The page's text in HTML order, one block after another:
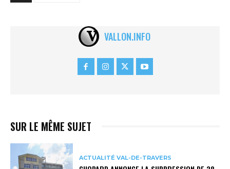
VALLON.INFO
SUR LE MÊME SUJET
ACTUALITÉ VAL-DE-TRAVERS